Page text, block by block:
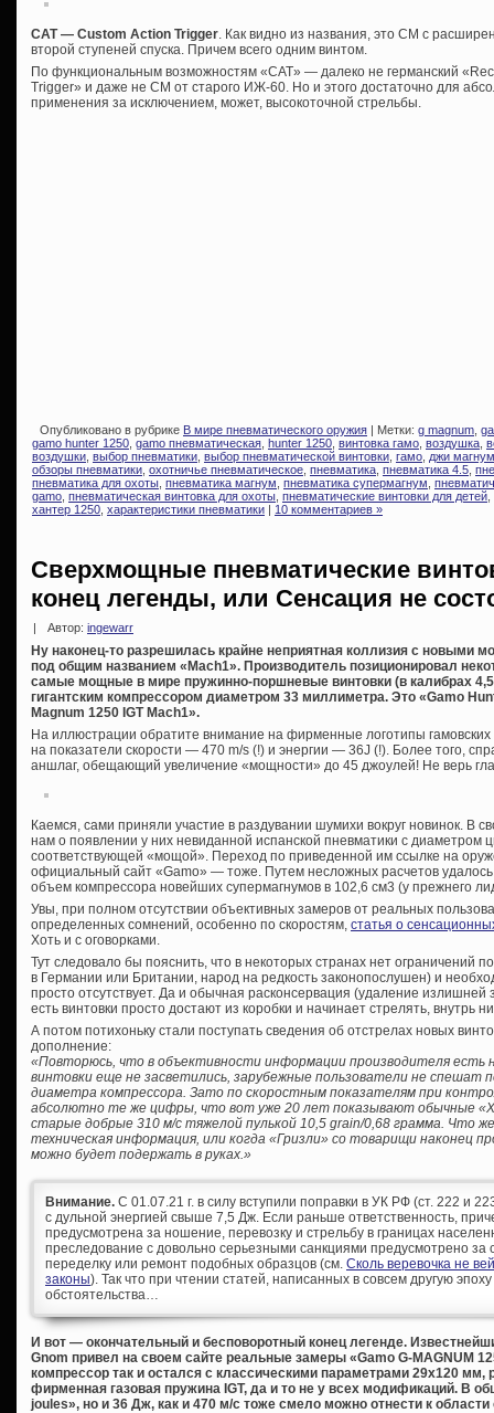
CAT — Custom Action Trigger. Как видно из названия, это СМ с
второй ступеней спуска. Причем всего одним винтом.
По функциональным возможностям «CAT» — далеко не германский
Trigger» и даже не СМ от старого ИЖ-60. Но и этого достаточно для
применения за исключением, может, высокоточной стрельбы.
Опубликовано в рубрике В мире пневматического оружия | Метки: g magnum
gamo hunter 1250 gamo пневматическая hunter 1250 винтовка гамо воздушка
воздушки выбор пневматики выбор пневматической винтовки гамо джи магнум
обзоры пневматики охотничье пневматическое пневматика пневматика 4.5
пневматика для охоты пневматика магнум пневматика супермагнум
gamo пневматическая винтовка для охоты пневматические винтовки для детей
хантер 1250 характеристики пневматики | 10 комментариев »
Сверхмощные пневматические
конец легенды, или Сенсация не
| Автор: ingewarr
Ну наконец-то разрешилась крайне неприятная коллизия с новыми
под общим названием «Mach1». Производитель позиционировал
самые мощные в мире пружинно-поршневые винтовки (в калибрах
гигантским компрессором диаметром 33 миллиметра. Это «Gamo
Magnum 1250 IGT Mach1».
На иллюстрации обратите внимание на фирменные логотипы
на показатели скорости — 470 m/s (!) и энергии — 36J (!). Более того,
аншлаг, обещающий увеличение «мощности» до 45 джоулей! Не верь
Каемся, сами приняли участие в раздувании шумихи вокруг новинок. В
нам о появлении у них невиданной испанской пневматики с диаметром
соответствующей «мощой». Переход по приведенной им ссылке на
официальный сайт «Gamo» — тоже. Путем несложных расчетов
объем компрессора новейших супермагнумов в 102,6 см3 (у прежнего
Увы, при полном отсутствии объективных замеров от реальных
определенных сомнений, особенно по скоростям, статья о
Хоть и с оговорками.
Тут следовало бы пояснить, что в некоторых странах нет ограничений
в Германии или Британии, народ на редкость законопослушен) и
просто отсутствует. Да и обычная расконсервация (удаление излишней
есть винтовки просто достают из коробки и начинает стрелять, внутрь
А потом потихоньку стали поступать сведения об отстрелах новых
дополнение:
«Повторюсь, что в объективности информации производителя есть
винтовки еще не засветились, зарубежные пользователи не спешат
диаметра компрессора. Зато по скоростным показателям при
абсолютно те же цифры, что вот уже 20 лет показывают обычные
старые добрые 310 м/с тяжелой пулькой 10,5 grain/0,68 грамма. Что
техническая информация, или когда «Гризли» со товарищи наконец
можно будет подержать в руках.»
Внимание. С 01.07.21 г. в силу вступили поправки в УК РФ (ст. 222 и
с дульной энергией свыше 7,5 Дж. Если раньше ответственность,
предусмотрена за ношение, перевозку и стрельбу в границах
преследование с довольно серьезными санкциями предусмотрено за
переделку или ремонт подобных образцов (см. Сколь веревочка не
законы). Так что при чтении статей, написанных в совсем другую
обстоятельства…
И вот — окончательный и бесповоротный конец легенде.
Gnom привел на своем сайте реальные замеры «Gamo G-MAGNUM
компрессор так и остался с классическими параметрами 29х120 мм,
фирменная газовая пружина IGT, да и то не у всех модификаций. В
joules», но и 36 Дж, как и 470 м/с тоже смело можно отнести к области